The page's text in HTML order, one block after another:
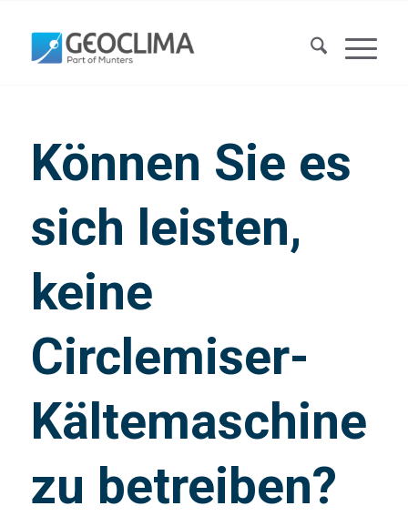
Können Sie es
sich leisten,
keine
Circlemiser-
Kältemaschine
zu betreiben?